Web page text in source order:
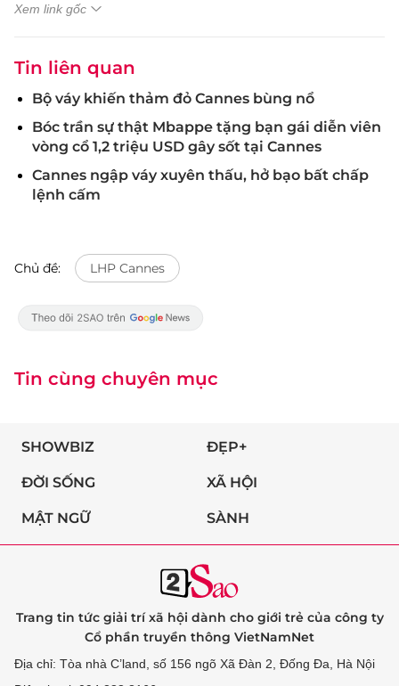
Xem link gốc
Tin liên quan
Bộ váy khiến thảm đỏ Cannes bùng nổ
Bóc trần sự thật Mbappe tặng bạn gái diễn viên
vòng cổ 1,2 triệu USD gây sốt tại Cannes
Cannes ngập váy xuyên thấu, hở bạo bất chấp
lệnh cấm
Chủ đề: LHP Cannes
Tin cùng chuyên mục
SHOWBIZ ĐẸP+
ĐỜI SỐNG XÃ HỘI
MẬT NGỮ SÀNH
Trang tin tức giải trí xã hội dành cho giới trẻ của công ty
Cổ phần truyền thông VietNamNet
Địa chỉ: Tòa nhà C’land, số 156 ngõ Xã Đàn 2, Đống Đa, Hà Nội